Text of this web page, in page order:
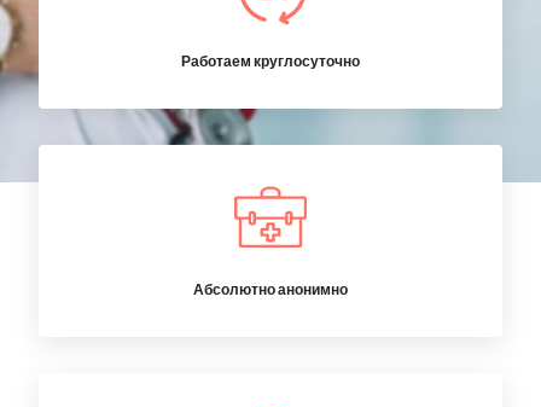
Работаем круглосуточно
Абсолютно анонимно